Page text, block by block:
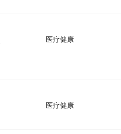
医疗健康
医疗健康